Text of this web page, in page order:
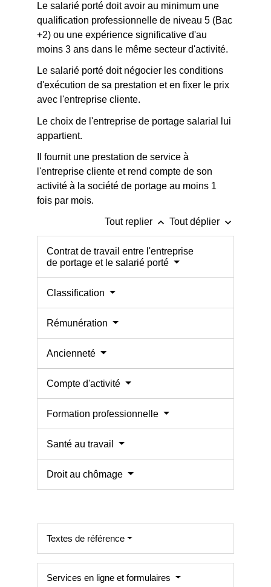
Le salarié porté doit avoir au minimum une
qualification professionnelle de niveau 5 (Bac
+2) ou une expérience significative d'au
moins 3 ans dans le même secteur d'activité.
Le salarié porté doit négocier les conditions
d'exécution de sa prestation et en fixer le prix
avec l'entreprise cliente.
Le choix de l'entreprise de portage salarial lui
appartient.
Il fournit une prestation de service à
l'entreprise cliente et rend compte de son
activité à la société de portage au moins 1
fois par mois.
Tout replier keyboard_arrow_up Tout déplier keyboard_arrow_down
Contrat de travail entre l'entreprise
de portage et le salarié porté
Classification
Rémunération
Ancienneté
Compte d'activité
Formation professionnelle
Santé au travail
Droit au chômage
Textes de référence
Services en ligne et formulaires